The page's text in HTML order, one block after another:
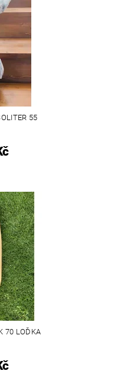
55
70 LOĎKA